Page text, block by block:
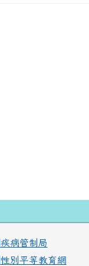
疾病管制局
性別平等教育網